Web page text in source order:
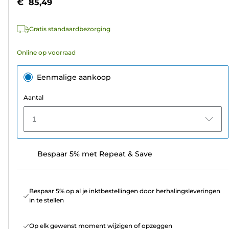
sterren.
beoordelingen
€ 85,49
Gratis standaardbezorging
Online op voorraad
Eenmalige aankoop
Aantal
1
Bespaar 5% met Repeat & Save
Bespaar 5% op al je inktbestellingen door herhalingsleveringen
in te stellen
Op elk gewenst moment wijzigen of opzeggen